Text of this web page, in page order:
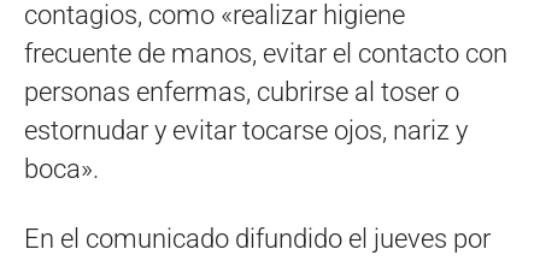
contagios, como «realizar higiene
frecuente de manos, evitar el contacto con
personas enfermas, cubrirse al toser o
estornudar y evitar tocarse ojos, nariz y
boca».
En el comunicado difundido el jueves por